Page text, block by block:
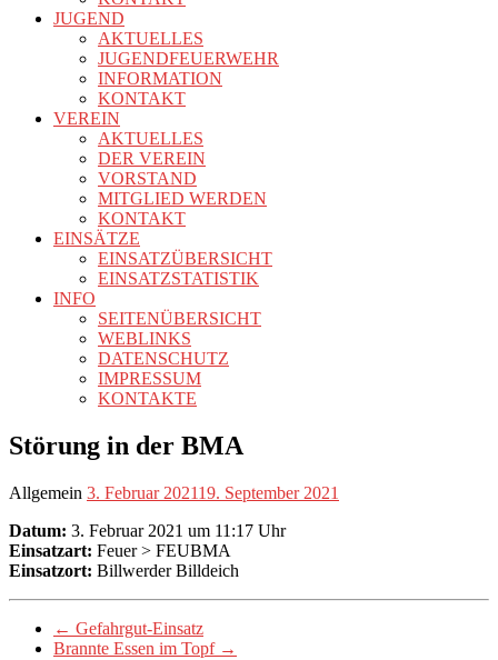
JUGEND
AKTUELLES
JUGENDFEUERWEHR
INFORMATION
KONTAKT
VEREIN
AKTUELLES
DER VEREIN
VORSTAND
MITGLIED WERDEN
KONTAKT
EINSÄTZE
EINSATZÜBERSICHT
EINSATZSTATISTIK
INFO
SEITENÜBERSICHT
WEBLINKS
DATENSCHUTZ
IMPRESSUM
KONTAKTE
Störung in der BMA
Allgemein 3. Februar 202119. September 2021
Datum: 3. Februar 2021 um 11:17 Uhr
Einsatzart: Feuer > FEUBMA
Einsatzort: Billwerder Billdeich
← Gefahrgut-Einsatz
Brannte Essen im Topf →